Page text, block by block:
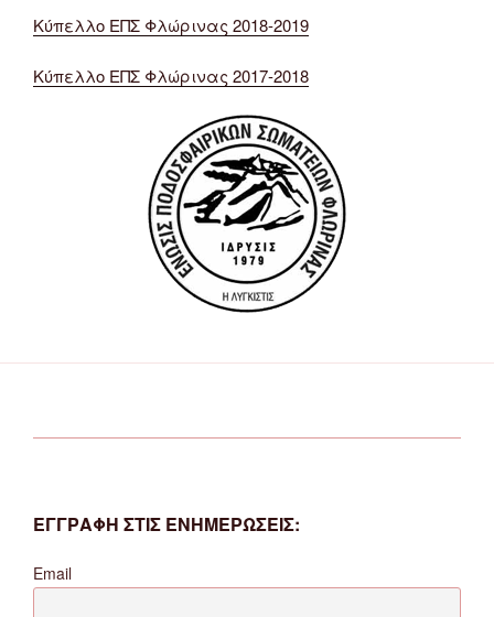
Κύπελλο ΕΠΣ Φλώρινας 2018-2019
Κύπελλο ΕΠΣ Φλώρινας 2017-2018
ΕΓΓΡΑΦΗ ΣΤΙΣ ΕΝΗΜΕΡΩΣΕΙΣ:
Email